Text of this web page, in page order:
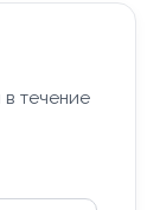
течение